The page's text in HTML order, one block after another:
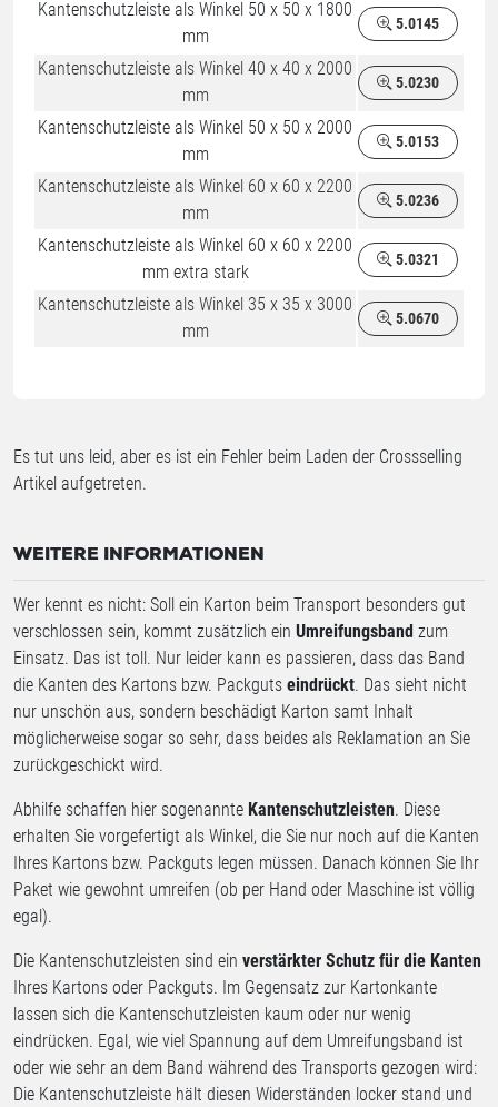
Kantenschutzleiste als Winkel 50 x 50 x 1800
mm
5.0145
Kantenschutzleiste als Winkel 40 x 40 x 2000
mm
5.0230
Kantenschutzleiste als Winkel 50 x 50 x 2000
mm
5.0153
Kantenschutzleiste als Winkel 60 x 60 x 2200
mm
5.0236
Kantenschutzleiste als Winkel 60 x 60 x 2200
mm extra stark
5.0321
Kantenschutzleiste als Winkel 35 x 35 x 3000
mm
5.0670
Es tut uns leid, aber es ist ein Fehler beim Laden der Crossselling
Artikel aufgetreten.
WEITERE INFORMATIONEN
Wer kennt es nicht: Soll ein Karton beim Transport besonders gut
verschlossen sein, kommt zusätzlich ein Umreifungsband zum
Einsatz. Das ist toll. Nur leider kann es passieren, dass das Band
die Kanten des Kartons bzw. Packguts eindrückt. Das sieht nicht
nur unschön aus, sondern beschädigt Karton samt Inhalt
möglicherweise sogar so sehr, dass beides als Reklamation an Sie
zurückgeschickt wird.
Abhilfe schaffen hier sogenannte Kantenschutzleisten. Diese
erhalten Sie vorgefertigt als Winkel, die Sie nur noch auf die Kanten
Ihres Kartons bzw. Packguts legen müssen. Danach können Sie Ihr
Paket wie gewohnt umreifen (ob per Hand oder Maschine ist völlig
egal).
Die Kantenschutzleisten sind ein verstärkter Schutz für die Kanten
Ihres Kartons oder Packguts. Im Gegensatz zur Kartonkante
lassen sich die Kantenschutzleisten kaum oder nur wenig
eindrücken. Egal, wie viel Spannung auf dem Umreifungsband ist
oder wie sehr an dem Band während des Transports gezogen wird:
Die Kantenschutzleiste hält diesen Widerständen locker stand und